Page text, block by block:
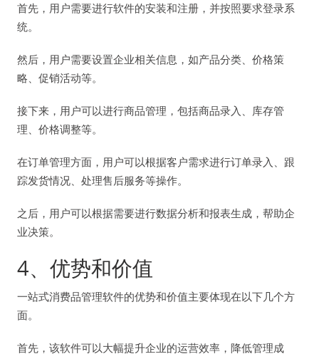
首先，用户需要进行软件的安装和注册，并按照要求登录系
统。
然后，用户需要设置企业相关信息，如产品分类、价格策
略、促销活动等。
接下来，用户可以进行商品管理，包括商品录入、库存管
理、价格调整等。
在订单管理方面，用户可以根据客户需求进行订单录入、跟
踪发货情况、处理售后服务等操作。
之后，用户可以根据需要进行数据分析和报表生成，帮助企
业决策。
4、优势和价值
一站式消费品管理软件的优势和价值主要体现在以下几个方
面。
首先，该软件可以大幅提升企业的运营效率，降低管理成